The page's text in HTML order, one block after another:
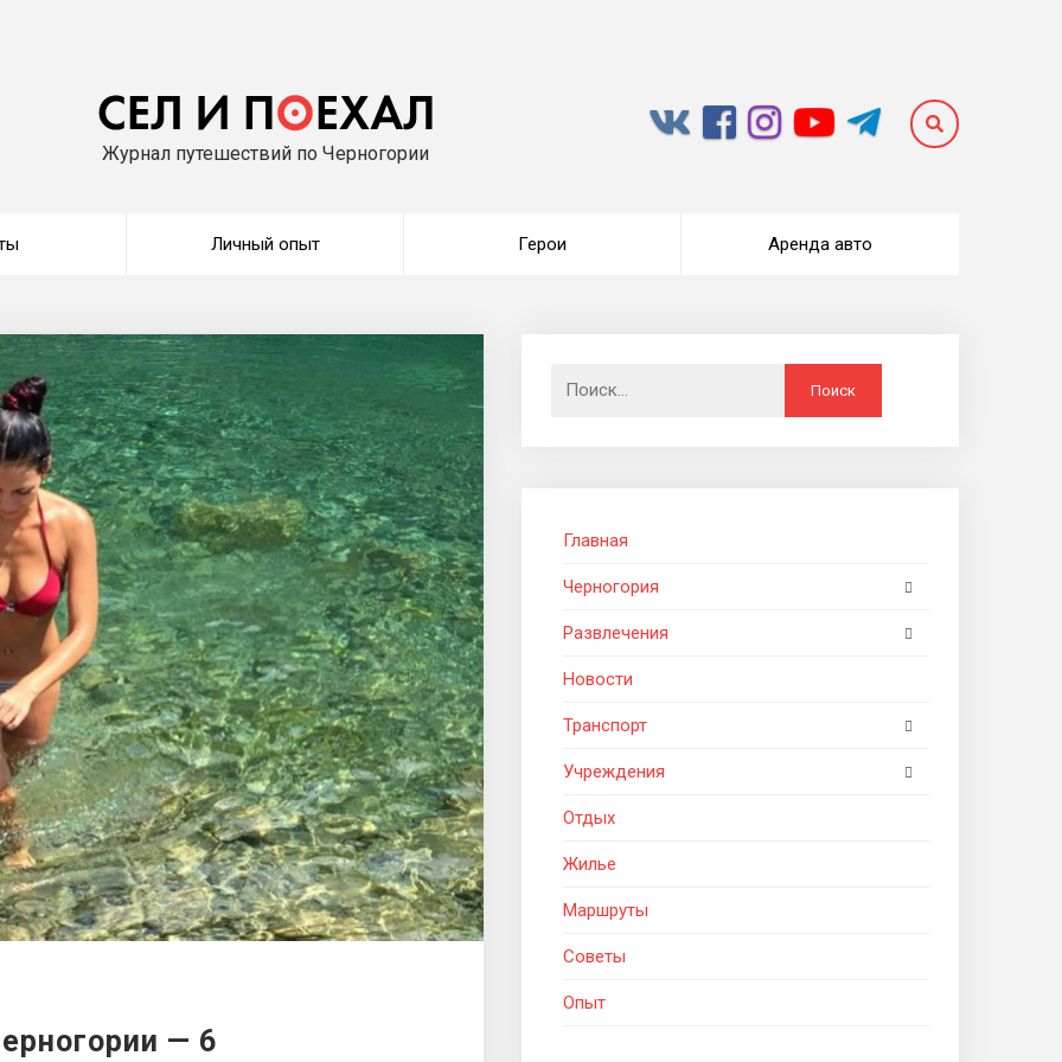
Журнал путешествий по Черногории
Личный опыт Герои Аренда авто
— 6
Главная
Черногория
Развлечения
Новости
Транспорт
Учреждения
Отдых
Жилье
Маршруты
Советы
Опыт